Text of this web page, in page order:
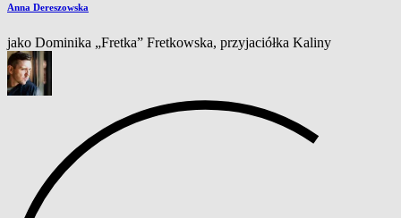
Anna Dereszowska
jako Dominika „Fretka” Fretkowska, przyjaciółka Kaliny